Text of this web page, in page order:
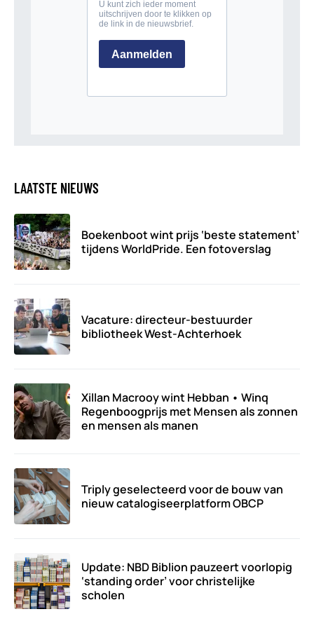
LAATSTE NIEUWS
Boekenboot wint prijs ‘beste statement’
tijdens WorldPride. Een fotoverslag
Vacature: directeur-bestuurder
bibliotheek West-Achterhoek
Xillan Macrooy wint Hebban • Winq
Regenboogprijs met Mensen als zonnen
en mensen als manen
Triply geselecteerd voor de bouw van
nieuw catalogiseerplatform OBCP
Update: NBD Biblion pauzeert voorlopig
‘standing order’ voor christelijke
scholen